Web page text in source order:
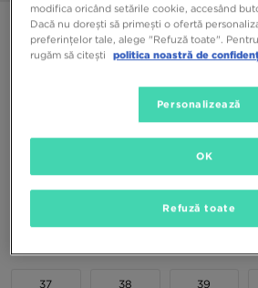
ADIDAS ADILETTE 22
Culori Disponibile
37 38 39
modifica oricând setările cookie, accesând
Dacă nu dorești să primești o ofertă
preferințelor tale, alege "Refuză toate".
rugăm să citești politica noastră de
Personalizează
Refuză toate
OK